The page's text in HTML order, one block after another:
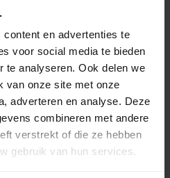
en advertenties te
voor social media te bieden
te analyseren. Ook delen we
van onze site met onze
adverteren en analyse. Deze
combineren met andere
verstrekt of die ze hebben
gebruik van hun services.